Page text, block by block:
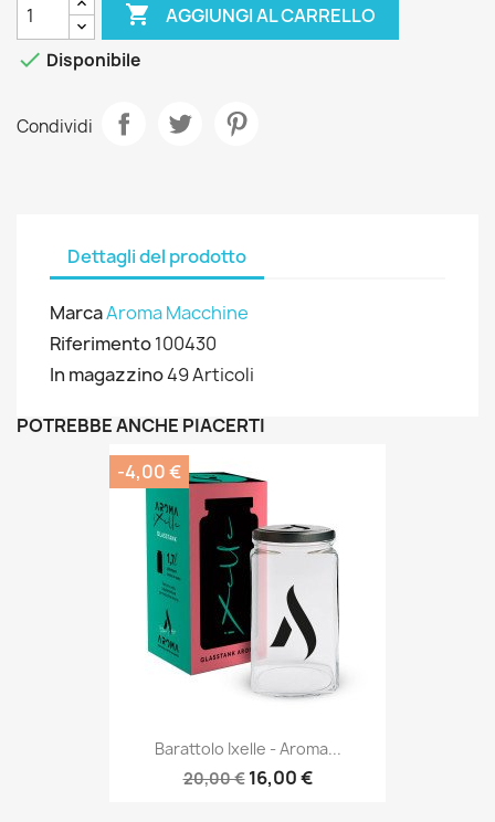
 AGGIUNGI AL CARRELLO
 Disponibile
Condividi
Dettagli del prodotto
MarcaAroma Macchine
Riferimento100430
In magazzino49 Articoli
POTREBBE ANCHE PIACERTI
Barattolo Ixelle - Aroma...
20,00 € 16,00 €
-4,00 €